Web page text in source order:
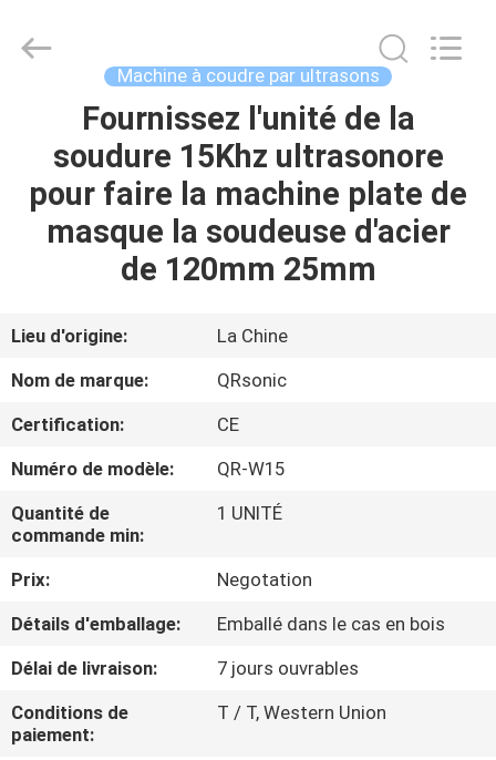
MAISON
PRODUITS
DE
NOUS
VISITE
DE
L'USINE
CONTRÔLE
QUALITÉ
CONTACTEZ-
NOUS
Automation
Equipment
Machine à coudre par ultrasons
Fournissez l'unité de la
soudure 15Khz ultrasonore
pour faire la machine plate de
masque la soudeuse d'acier
de 120mm 25mm
Lieu d'origine:
La Chine
Nom de marque:
QRsonic
Certification:
CE
Numéro de modèle:
QR-W15
Quantité de
commande min:
1 UNITÉ
Prix:
Negotation
Détails d'emballage:
Emballé dans le cas en bois
Délai de livraison:
7 jours ouvrables
Conditions de
paiement:
T / T, Western Union